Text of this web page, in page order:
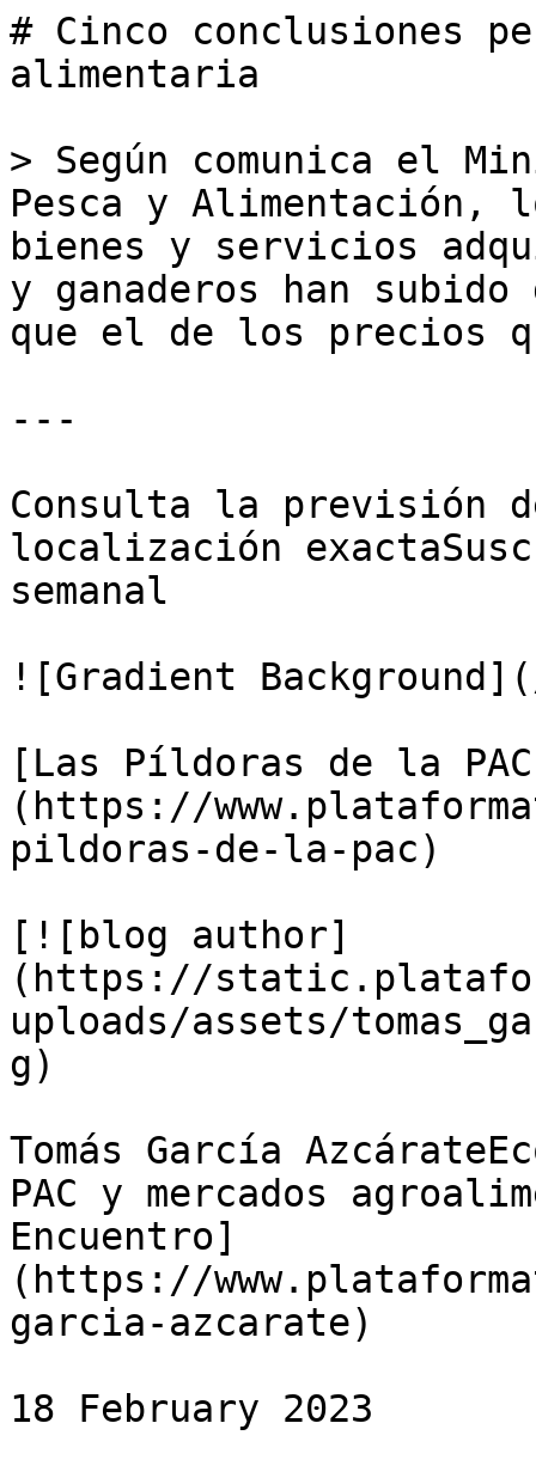
# Cinco conclusiones
alimentaria
> Según comunica el
Pesca y Alimentación,
bienes y servicios
y ganaderos han
que el de los precios
---
Consulta la previsión
localización
semanal
![Gradient
[Las Píldoras de la
(https://
pildoras-de-la-pac)
[![blog author]
(https://
uploads/assets/
g)
Tomás García
PAC y mercados
Encuentro]
(https://
garcia-azcarate)
18 February 2023